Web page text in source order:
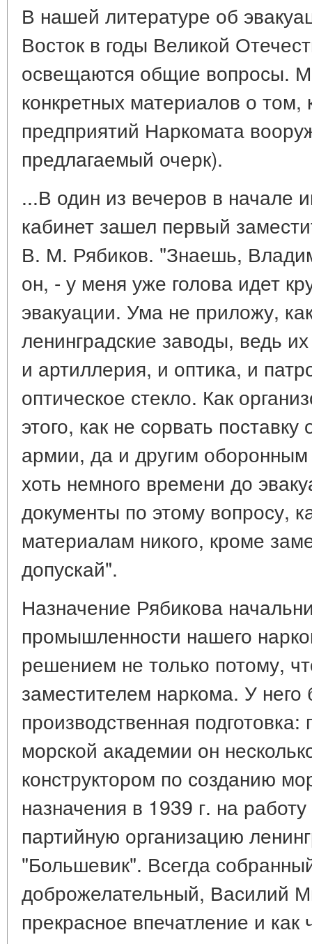
В нашей литературе об
Восток в годы Великой
освещаются общие вопросы.
конкретных материалов о том,
предприятий Наркомата
предлагаемый очерк).
...В один из вечеров в начале
кабинет зашел первый
В. М. Рябиков. "Знаешь,
он, - у меня уже голова идет
эвакуации. Ума не приложу,
ленинградские заводы, ведь
и артиллерия, и оптика, и
оптическое стекло. Как
этого, как не сорвать
армии, да и другим
хоть немного времени до
документы по этому вопросу,
материалам никого, кроме
допускай".
Назначение Рябикова
промышленности нашего
решением не только потому,
заместителем наркома. У
производственная
морской академии он
конструктором по созданию
назначения в 1939 г. на
партийную организацию
"Большевик". Всегда
доброжелательный, Василий
прекрасное впечатление и как